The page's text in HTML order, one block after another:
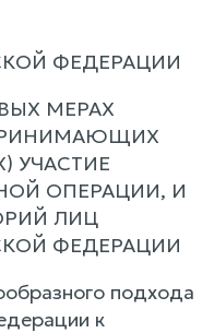
ФЕДЕРАЦИИ
МЕРАХ
УЧАСТИЕ
ОПЕРАЦИИ, И
ЛИЦ
ФЕДЕРАЦИИ
подхода
к